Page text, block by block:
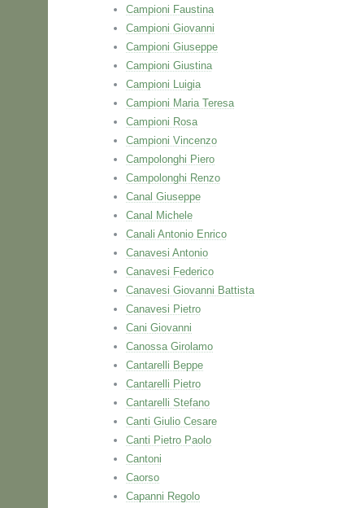
Campioni Faustina
Campioni Giovanni
Campioni Giuseppe
Campioni Giustina
Campioni Luigia
Campioni Maria Teresa
Campioni Rosa
Campioni Vincenzo
Campolonghi Piero
Campolonghi Renzo
Canal Giuseppe
Canal Michele
Canali Antonio Enrico
Canavesi Antonio
Canavesi Federico
Canavesi Giovanni Battista
Canavesi Pietro
Cani Giovanni
Canossa Girolamo
Cantarelli Beppe
Cantarelli Pietro
Cantarelli Stefano
Canti Giulio Cesare
Canti Pietro Paolo
Cantoni
Caorso
Capanni Regolo